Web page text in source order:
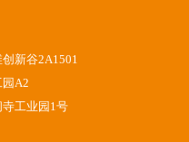
新谷2A1501
A2
工业园1号